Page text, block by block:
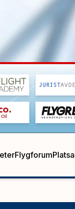
Flygforum